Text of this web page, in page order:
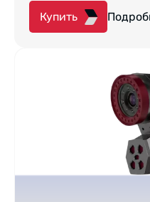
Купить